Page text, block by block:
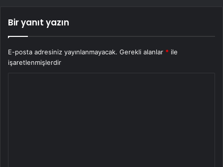
Bir yanıt yazın
E-posta adresiniz yayınlanmayacak. Gerekli alanlar * ile
işaretlenmişlerdir